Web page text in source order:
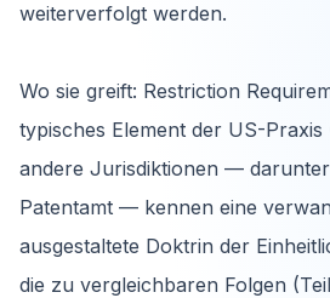
weiterverfolgt werden.
Wo sie greift: Restriction
typisches Element der US-Praxis
andere Jurisdiktionen —
Patentamt — kennen eine
ausgestaltete Doktrin der
die zu vergleichbaren Folgen